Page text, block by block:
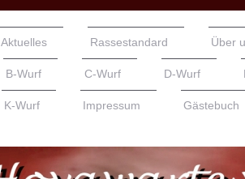
Aktuelles Rassestandard Über
B-Wurf C-Wurf D-Wurf
K-Wurf Impressum Gästebuch